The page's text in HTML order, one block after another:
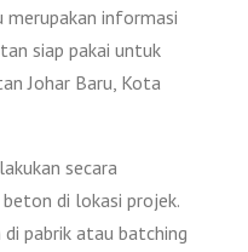
merupakan informasi
siap pakai untuk
Johar Baru, Kota
secara
di lokasi projek.
pabrik atau batching